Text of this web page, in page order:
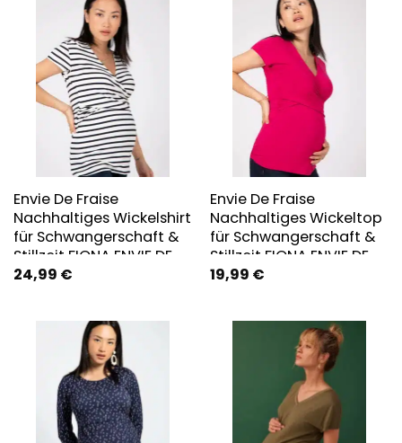
Envie De Fraise
Nachhaltiges Wickelshirt
für Schwangerschaft &
Stillzeit FIONA ENVIE DE
FRAISE
24,99 €
Envie De Fraise
Nachhaltiges Wickeltop
für Schwangerschaft &
Stillzeit FIONA ENVIE DE
FRAISE
19,99 €